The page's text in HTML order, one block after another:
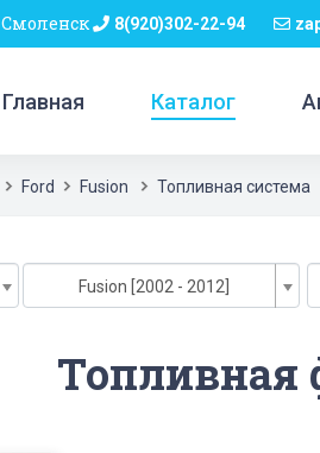
Смоленск 8(920)302-22-94
Главная Каталог
Ford Fusion Топливная система
Fusion [2002 - 2012]
Топливная